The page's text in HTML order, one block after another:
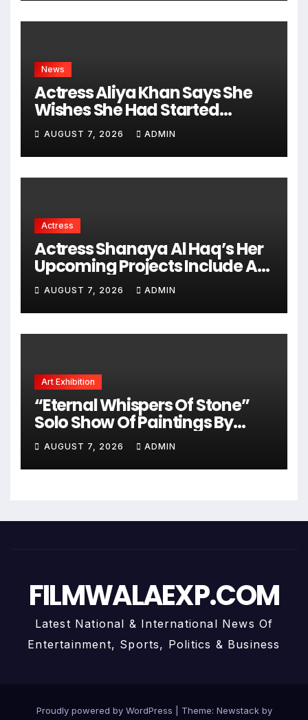
News
Actress Aliya Khan Says She
Wishes She Had Started
Acting Earlier
AUGUST 7, 2026 ADMIN
Actress
Actress Shanaya Al Haq’s Her
Upcoming Projects Include A
South Indian Film, Music
Videos, And A Television
Reality Show
AUGUST 7, 2026 ADMIN
Art Exhibition
“Eternal Whispers Of Stone”
Solo Show Of Paintings By
Uma Krishnamoorthy In Nehru
Centre Art Gallery
AUGUST 7, 2026 ADMIN
FILMWALAEXP.COM
Latest National & International News Of
Entertainment, Sports, Politics & Business
Proudly powered by WordPress Theme: Newstackby